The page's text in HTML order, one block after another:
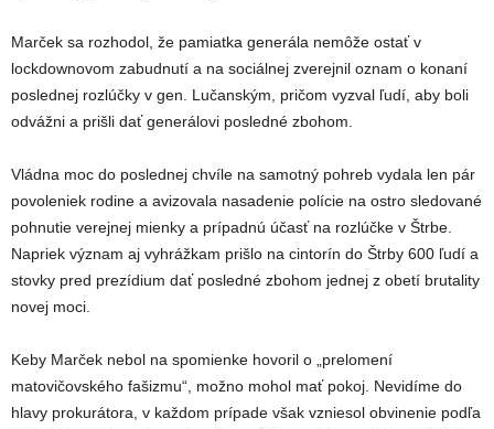
Marček sa rozhodol, že pamiatka generála nemôže ostať v
lockdownovom zabudnutí a na sociálnej zverejnil oznam o konaní
poslednej rozlúčky v gen. Lučanským, pričom vyzval ľudí, aby boli
odvážni a prišli dať generálovi posledné zbohom.
Vládna moc do poslednej chvíle na samotný pohreb vydala len pár
povoleniek rodine a avizovala nasadenie polície na ostro sledované
pohnutie verejnej mienky a prípadnú účasť na rozlúčke v Štrbe.
Napriek význam aj vyhrážkam prišlo na cintorín do Štrby 600 ľudí a
stovky pred prezídium dať posledné zbohom jednej z obetí brutality
novej moci.
Keby Marček nebol na spomienke hovoril o „prelomení
matovičovského fašizmu“, možno mohol mať pokoj. Nevidíme do
hlavy prokurátora, v každom prípade však vzniesol obvinenie podľa